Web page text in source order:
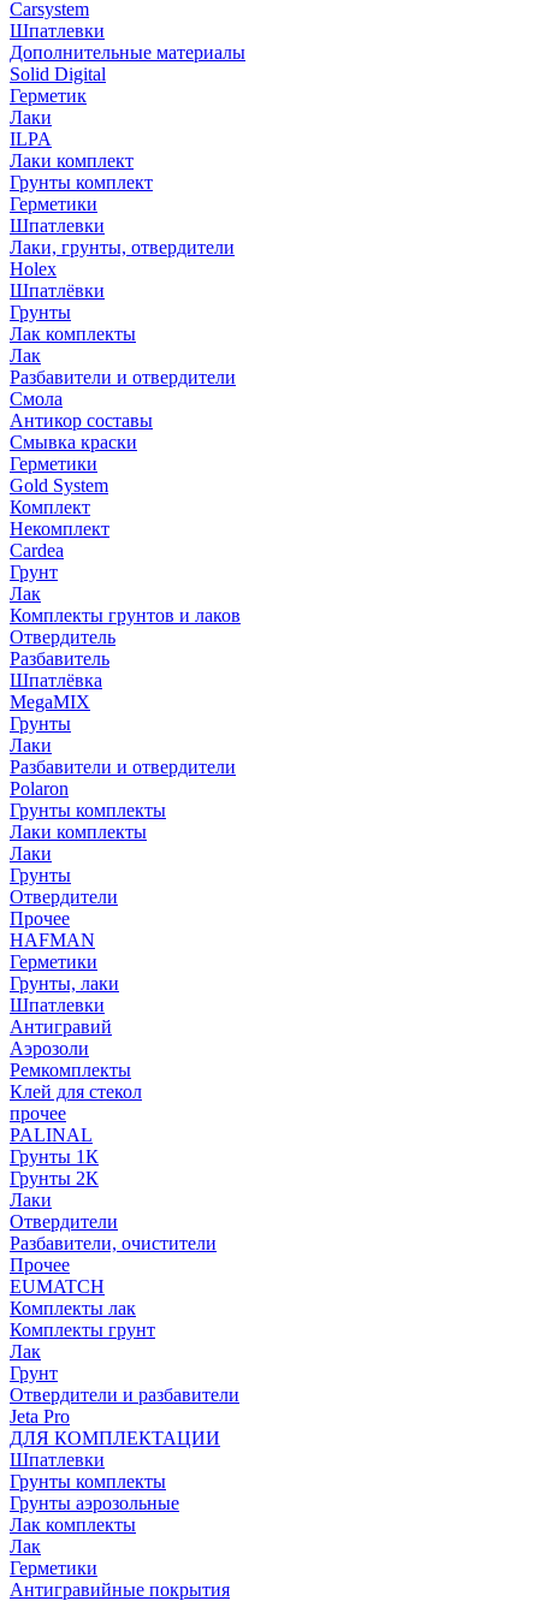
Carsystem
Шпатлевки
Дополнительные материалы
Solid Digital
Герметик
Лаки
ILPA
Лаки комплект
Грунты комплект
Герметики
Шпатлевки
Лаки, грунты, отвердители
Holex
Шпатлёвки
Грунты
Лак комплекты
Лак
Разбавители и отвердители
Смола
Антикор составы
Смывка краски
Герметики
Gold System
Комплект
Некомплект
Cardea
Грунт
Лак
Комплекты грунтов и лаков
Отвердитель
Разбавитель
Шпатлёвка
MegaMIX
Грунты
Лаки
Разбавители и отвердители
Polaron
Грунты комплекты
Лаки комплекты
Лаки
Грунты
Отвердители
Прочее
HAFMAN
Герметики
Грунты, лаки
Шпатлевки
Антигравий
Аэрозоли
Ремкомплекты
Клей для стекол
прочее
PALINAL
Грунты 1К
Грунты 2К
Лаки
Отвердители
Разбавители, очистители
Прочее
EUMATCH
Комплекты лак
Комплекты грунт
Лак
Грунт
Отвердители и разбавители
Jeta Pro
ДЛЯ КОМПЛЕКТАЦИИ
Шпатлевки
Грунты комплекты
Грунты аэрозольные
Лак комплекты
Лак
Герметики
Антигравийные покрытия